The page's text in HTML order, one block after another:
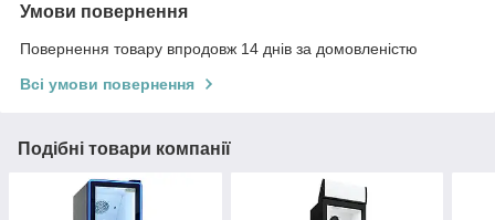
Умови повернення
Повернення товару впродовж 14 днів за домовленістю
Всі умови повернення
Подібні товари компанії